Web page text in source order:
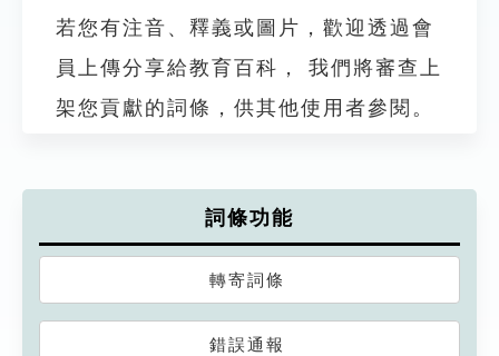
若您有注音、釋義或圖片，歡迎透過會
員上傳分享給教育百科， 我們將審查上
架您貢獻的詞條，供其他使用者參閱。
詞條功能
轉寄詞條
錯誤通報